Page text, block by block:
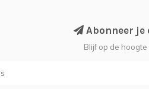
Abonneer je
Blijf op de